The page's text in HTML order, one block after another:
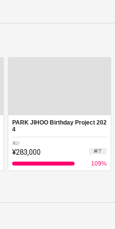
PARK JIHOO Birthday Project 202
4
累計
¥283,000 終了
109%